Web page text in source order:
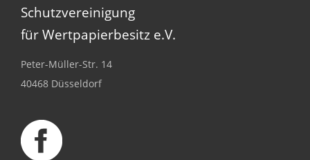
Schutzvereinigung
für Wertpapierbesitz e.V.
Peter-Müller-Str. 14
40468 Düsseldorf